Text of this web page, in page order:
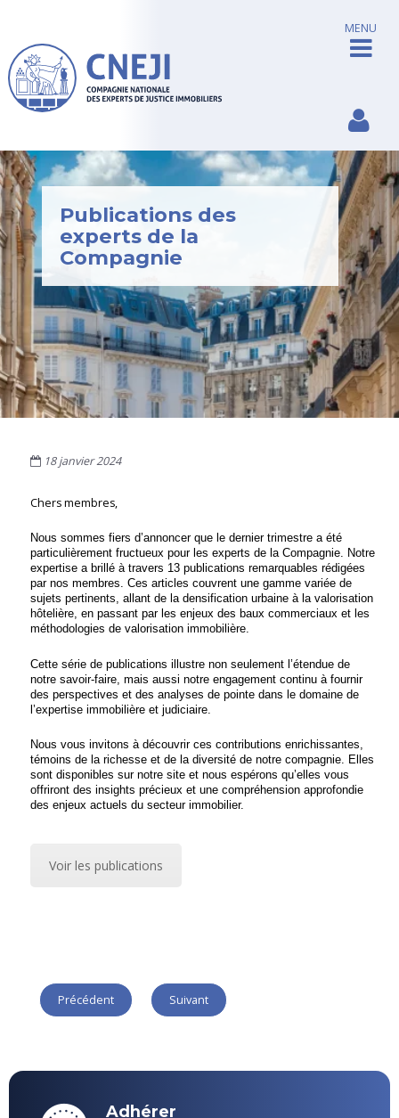
MENU
Publications des
experts de la
Compagnie
18 janvier 2024
Chers membres,
Nous sommes fiers d’annoncer que le dernier trimestre a été
particulièrement fructueux pour les experts de la Compagnie. Notre
expertise a brillé à travers 13 publications remarquables rédigées
par nos membres. Ces articles couvrent une gamme variée de
sujets pertinents, allant de la densification urbaine à la valorisation
hôtelière, en passant par les enjeux des baux commerciaux et les
méthodologies de valorisation immobilière.
Cette série de publications illustre non seulement l’étendue de
notre savoir-faire, mais aussi notre engagement continu à fournir
des perspectives et des analyses de pointe dans le domaine de
l’expertise immobilière et judiciaire.
Nous vous invitons à découvrir ces contributions enrichissantes,
témoins de la richesse et de la diversité de notre compagnie. Elles
sont disponibles sur notre site et nous espérons qu’elles vous
offriront des insights précieux et une compréhension approfondie
des enjeux actuels du secteur immobilier.
Voir les publications
Précédent Suivant
Adhérer